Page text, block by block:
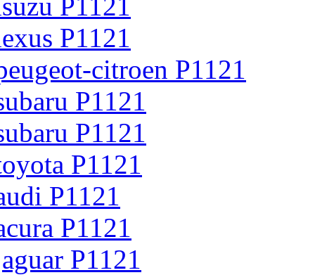
P1121
citroen P1121
P1121
P1121
P1121
P1121
P1121
P1121